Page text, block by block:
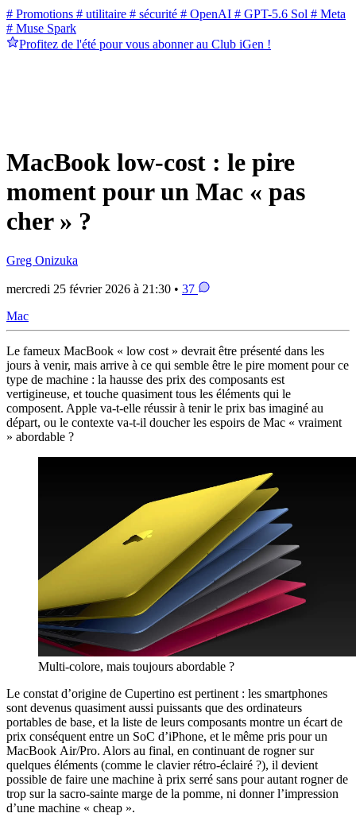
# Promotions # utilitaire # sécurité # OpenAI # GPT-5.6 Sol # Meta
# Muse Spark
Profitez de l'été pour vous abonner au Club iGen !
MacBook low-cost : le pire
moment pour un Mac « pas
cher » ?
Greg Onizuka
mercredi 25 février 2026 à 21:30 • 37
Mac
Le fameux MacBook « low cost » devrait être présenté dans les
jours à venir, mais arrive à ce qui semble être le pire moment pour ce
type de machine : la hausse des prix des composants est
vertigineuse, et touche quasiment tous les éléments qui le
composent. Apple va-t-elle réussir à tenir le prix bas imaginé au
départ, ou le contexte va-t-il doucher les espoirs de Mac « vraiment
» abordable ?
Multi-colore, mais toujours abordable ?
Le constat d’origine de Cupertino est pertinent : les smartphones
sont devenus quasiment aussi puissants que des ordinateurs
portables de base, et la liste de leurs composants montre un écart de
prix conséquent entre un SoC d’iPhone, et le même pris pour un
MacBook Air/Pro. Alors au final, en continuant de rogner sur
quelques éléments (comme le clavier rétro-éclairé ?), il devient
possible de faire une machine à prix serré sans pour autant rogner de
trop sur la sacro-sainte marge de la pomme, ni donner l’impression
d’une machine « cheap ».